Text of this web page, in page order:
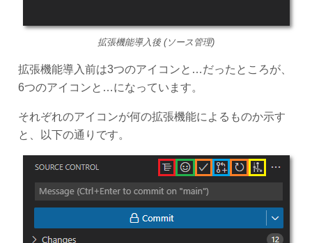
拡張機能導入後 (ソース管理)
拡張機能導入前は3つのアイコンと…だったところが、
6つのアイコンと…になっています。
それぞれのアイコンが何の拡張機能によるものか示す
と、以下の通りです。